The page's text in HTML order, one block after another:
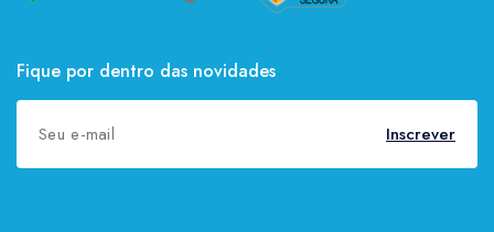
Fique por dentro das novidades
Inscrever